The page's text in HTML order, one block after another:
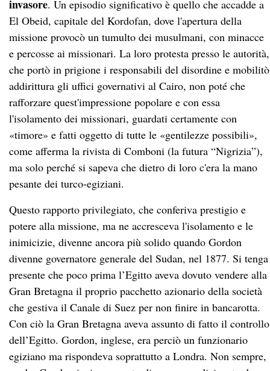
invasore. Un episodio significativo è quello che accadde a
El Obeid, capitale del Kordofan, dove l'apertura della
missione provocò un tumulto dei musulmani, con minacce
e percosse ai missionari. La loro protesta presso le autorità,
che portò in prigione i responsabili del disordine e mobilitò
addirittura gli uffici governativi al Cairo, non poté che
rafforzare quest'impressione popolare e con essa
l'isolamento dei missionari, guardati certamente con
«timore» e fatti oggetto di tutte le «gentilezze possibili»,
come afferma la rivista di Comboni (la futura “Nigrizia”),
ma solo perché si sapeva che dietro di loro c'era la mano
pesante dei turco-egiziani.
Questo rapporto privilegiato, che conferiva prestigio e
potere alla missione, ma ne accresceva l'isolamento e le
inimicizie, divenne ancora più solido quando Gordon
divenne governatore generale del Sudan, nel 1877. Si tenga
presente che poco prima l’Egitto aveva dovuto vendere alla
Gran Bretagna il proprio pacchetto azionario della società
che gestiva il Canale di Suez per non finire in bancarotta.
Con ciò la Gran Bretagna aveva assunto di fatto il controllo
dell’Egitto. Gordon, inglese, era perciò un funzionario
egiziano ma rispondeva soprattutto a Londra. Non sempre,